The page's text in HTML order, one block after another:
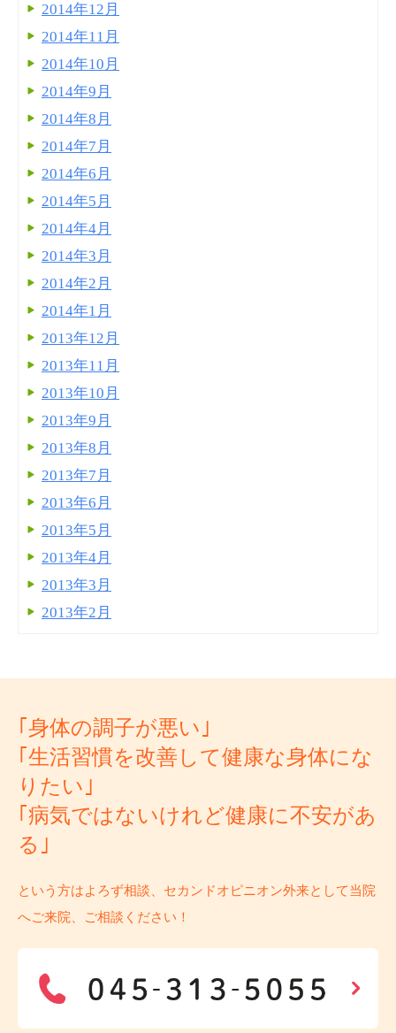
2014年12月
2014年11月
2014年10月
2014年9月
2014年8月
2014年7月
2014年6月
2014年5月
2014年4月
2014年3月
2014年2月
2014年1月
2013年12月
2013年11月
2013年10月
2013年9月
2013年8月
2013年7月
2013年6月
2013年5月
2013年4月
2013年3月
2013年2月
｢身体の調子が悪い｣
｢生活習慣を改善して健康な身体にな
りたい｣
｢病気ではないけれど健康に不安があ
る｣
という方はよろず相談、セカンドオピニオン外来として当院
へご来院、ご相談ください！